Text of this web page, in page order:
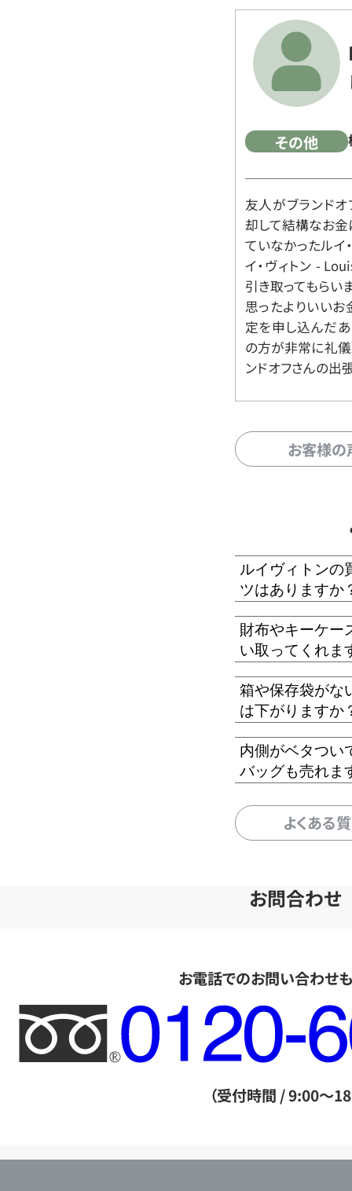
その他
友人がブランド
却して結構なお金
ていなかったルイ
イ・ヴィトン -
引き取ってもらい
思ったよりいいお
定を申し込んだ
の方が非常に礼儀
ンドオフさんの出
お客様
ルイヴィトンの
ツはありますか
財布やキーケー
い取ってくれま
箱や保存袋がな
は下がりますか
内側がベタつい
バッグも売れま
よくある
お問合わせ
お電話でのお問い合わせ
フ
リ
ー
ル
（受付時間 / 9:00～